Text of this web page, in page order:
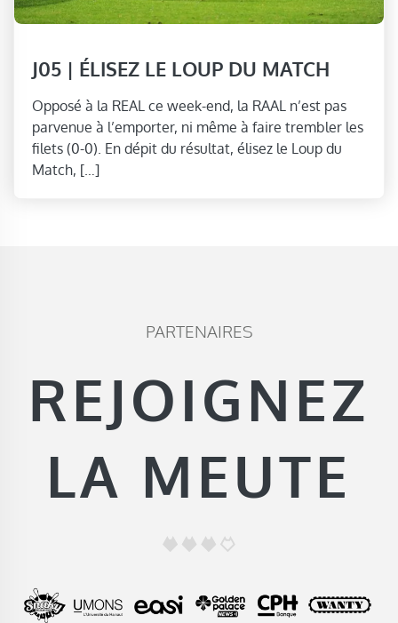
J05 | ÉLISEZ LE LOUP DU MATCH
Opposé à la REAL ce week-end, la RAAL n’est pas
parvenue à l’emporter, ni même à faire trembler les
filets (0-0). En dépit du résultat, élisez le Loup du
Match, […]
PARTENAIRES
REJOIGNEZ
LA MEUTE